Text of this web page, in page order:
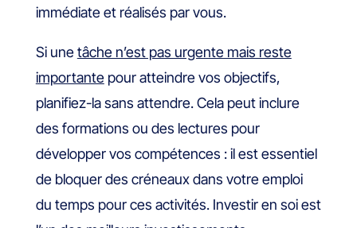
immédiate et réalisés par vous.
Si unetâche n’est pas urgente mais reste
importantepour atteindre vos objectifs,
planifiez-la sans attendre. Cela peut inclure
des formations ou des lectures pour
développer vos compétences : il est essentiel
de bloquer des créneaux dans votre emploi
du temps pour ces activités. Investir en soi est